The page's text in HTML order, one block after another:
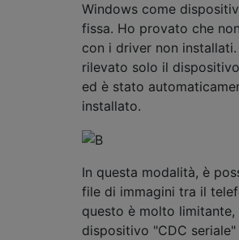
Windows come
fissa. Ho provato che
con i driver non
rilevato solo il
ed è stato
installato.
In questa modalità, è
file di immagini tra il
questo è molto limitante,
dispositivo "CDC